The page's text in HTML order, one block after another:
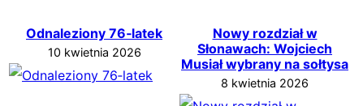
Odnaleziony 76‑latek
10 kwietnia 2026
Nowy rozdział w
Słonawach: Wojciech
Musiał wybrany na sołtysa
8 kwietnia 2026